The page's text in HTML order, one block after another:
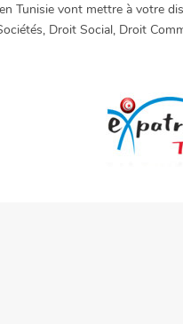
Tunisie vont mettre à votre
Droit Social, Droit